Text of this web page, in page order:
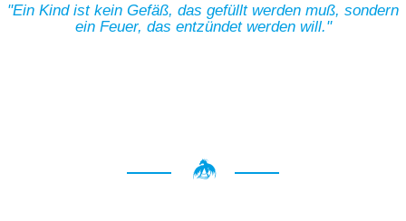
"Ein Kind ist kein Gefäß, das gefüllt werden muß, sondern
ein Feuer, das entzündet werden will."